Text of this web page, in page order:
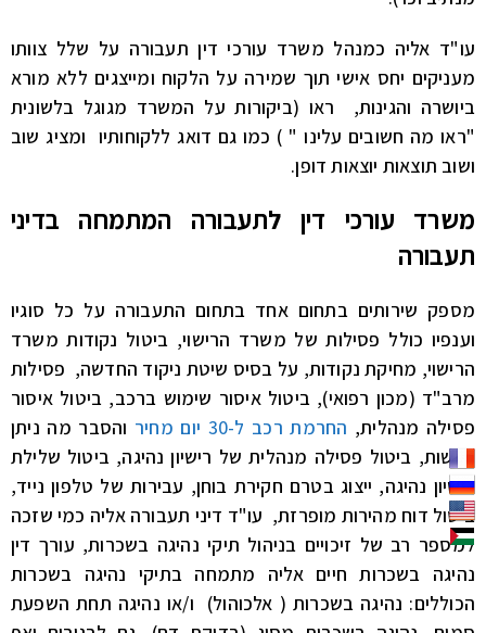
עו"ד אליה כמנהל משרד עורכי דין תעבורה על שלל צוותו
מעניקים יחס אישי תוך שמירה על הלקוח ומייצגים ללא מורא
ביושרה והגינות, ראו (ביקורות על המשרד מגוגל בלשונית
"ראו מה חשובים עלינו " ) כמו גם דואג ללקוחותיו ומציג שוב
ושוב תוצאות יוצאות דופן.
משרד עורכי דין לתעבורה המתמחה בדיני
תעבורה
מספק שירותים בתחום אחד בתחום התעבורה על כל סוגיו
וענפיו כולל פסילות של משרד הרישוי, ביטול נקודות משרד
הרישוי, מחיקת נקודות, על בסיס שיטת ניקוד החדשה, פסילות
מרב"ד (מכון רפואי), ביטול איסור שימוש ברכב, ביטול איסור
פסילה מנהלית, החרמת רכב ל-30 יום מחיר
והסבר מה ניתן
לעשות, ביטול פסילה מנהלית של רישיון נהיגה, ביטול שלילת
רישיון נהיגה, ייצוג בטרם חקירת בוחן, עבירות של טלפון נייד,
ביטול דוח מהירות מופרזת, עו"ד דיני תעבורה אליה כמי שזכה
למספר רב של זיכויים בניהול תיקי נהיגה בשכרות, עורך דין
נהיגה בשכרות חיים אליה מתמחה בתיקי נהיגה בשכרות
הכוללים: נהיגה בשכרות ( אלכוהול) ו/או נהיגה תחת השפעת